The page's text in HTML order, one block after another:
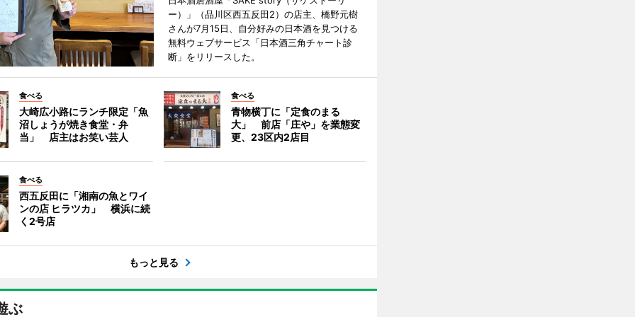
ー）」（品川区西五反田2）の店主、橋野元樹
さんが7月15日、自分好みの日本酒を見つける
無料ウェブサービス「日本酒三角チャート診
断」をリリースした。
食べる
大崎広小路にランチ限定「魚
沼しょうが焼き食堂・弁
当」 店主はお笑い芸人
食べる
青物横丁に「定食のまる
大」 前店「庄や」を業態変
更、23区内2店目
食べる
西五反田に「湘南の魚とワイ
ンの店 ヒラツカ」 横浜に続
く2号店
もっと見る
ぶ